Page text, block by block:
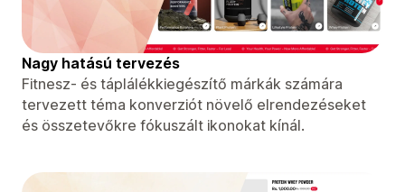
Nagy hatású tervezés
Fitnesz- és táplálékkiegészítő márkák számára
tervezett téma konverziót növelő elrendezéseket
és összetevőkre fókuszált ikonokat kínál.